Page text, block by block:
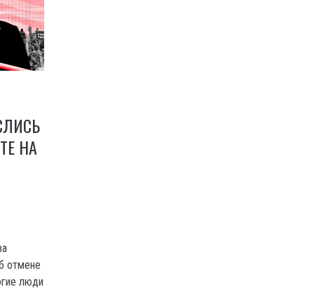
НА
отмене
люди